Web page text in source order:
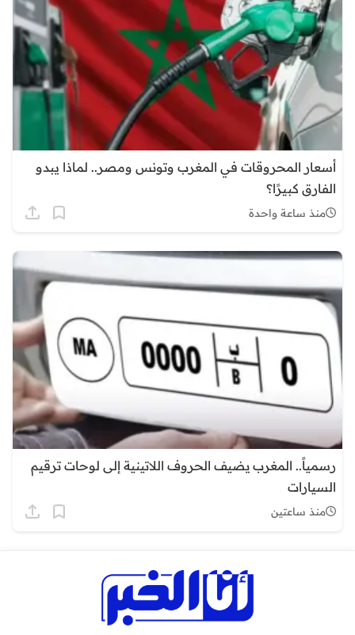
أسعار المحروقات في المغرب وتونس ومصر.. لماذا يبدو
الفارق كبيرًا؟
منذ ساعة واحدة
رسمياً.. المغرب يضيف الحروف اللاتينية إلى لوحات ترقيم
السيارات
منذ ساعتين